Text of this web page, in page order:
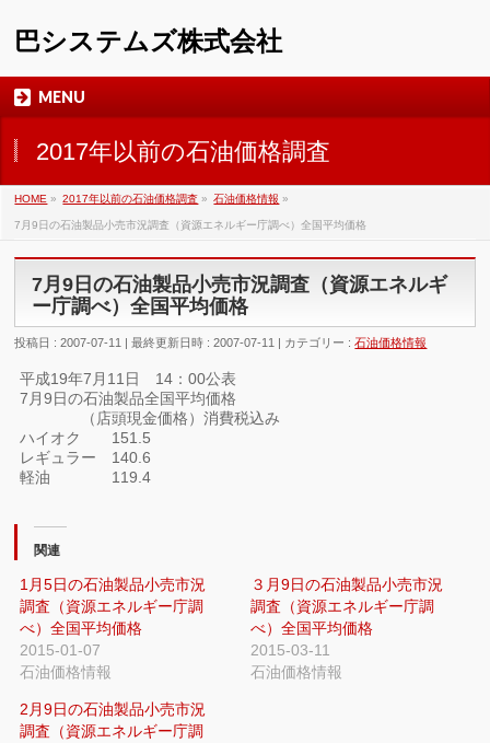
巴システムズ株式会社
MENU
2017年以前の石油価格調査
HOME » 2017年以前の石油価格調査 » 石油価格情報 »
7月9日の石油製品小売市況調査（資源エネルギー庁調べ）全国平均価格
7月9日の石油製品小売市況調査（資源エネルギ
ー庁調べ）全国平均価格
投稿日 : 2007-07-11 最終更新日時 : 2007-07-11 カテゴリー :石油価格情報
平成19年7月11日 14：00公表
7月9日の石油製品全国平均価格
（店頭現金価格）消費税込み
ハイオク 151.5
レギュラー 140.6
軽油 119.4
関連
1月5日の石油製品小売市況
調査（資源エネルギー庁調
べ）全国平均価格
2015-01-07
石油価格情報
３月9日の石油製品小売市況
調査（資源エネルギー庁調
べ）全国平均価格
2015-03-11
石油価格情報
2月9日の石油製品小売市況
調査（資源エネルギー庁調